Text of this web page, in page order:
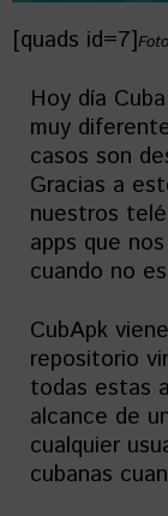
[quads id=7]
Hoy día
muy
casos son
Gracias a
nuestros
apps que
cuando no
CubApk
repositorio
todas estas
alcance de
cualquier
cubanas